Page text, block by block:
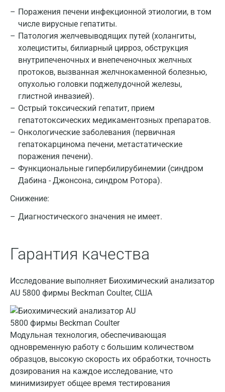
Поражения печени инфекционной этиологии, в том
числе вирусные гепатиты.
Патология желчевыводящих путей (холангиты,
холециститы, билиарный цирроз, обструкция
внутрипеченочных и внепеченочных желчных
протоков, вызванная желчнокаменной болезнью,
опухолью головки поджелудочной железы,
глистной инвазией).
Острый токсический гепатит, прием
гепатотоксических медикаментозных препаратов.
Онкологические заболевания (первичная
гепатокарцинома печени, метастатические
поражения печени).
Функциональные гипербилирубинемии (синдром
Дабина - Джонсона, синдром Ротора).
Снижение:
Диагностического значения не имеет.
Гарантия качества
Исследование выполняет Биохимический анализатор
AU 5800 фирмы Beckman Coulter, США
Модульная технология, обеспечивающая
одновременную работу с большим количеством
образцов, высокую скорость их обработки, точность
дозирования на каждое исследование, что
минимизирует общее время тестирования
Санкт-Петербург
Нижний Новгород
Казань
Альметьевск
Апрелевка
Армавир
Астрахань
Балашиха
Барнаул
Владимир
Волжский
Вологда
Воронеж
Всеволожск
Гатчина
Геленджик